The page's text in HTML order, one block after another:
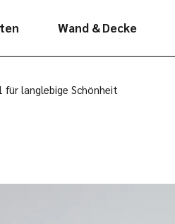
Wand & Decke
Paneele
für langlebige Schönheit